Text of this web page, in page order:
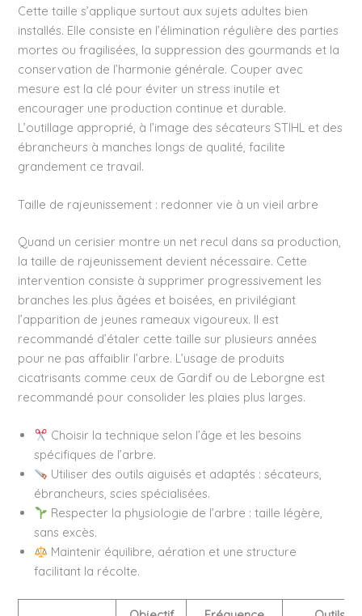
Cette taille s’applique surtout aux sujets adultes bien
installés. Elle consiste en l’élimination régulière des parties
mortes ou fragilisées, la suppression des gourmands et la
conservation de l’harmonie générale. Couper avec
mesure est la clé pour éviter un stress inutile et
encourager une production continue et durable.
L’outillage approprié, à l’image des sécateurs STIHL et des
ébrancheurs à manches longs de qualité, facilite
grandement ce travail.
Taille de rajeunissement : redonner vie à un vieil arbre
Quand un cerisier montre un net recul dans sa production,
la taille de rajeunissement devient nécessaire. Cette
intervention consiste à supprimer progressivement les
branches les plus âgées et boisées, en privilégiant
l’apparition de jeunes rameaux vigoureux. Il est
recommandé d’étaler cette taille sur plusieurs années
pour ne pas affaiblir l’arbre. L’usage de produits
cicatrisants comme ceux de Gardif ou de Leborgne est
recommandé pour consolider les plaies plus larges.
Choisir la technique selon l’âge et les besoins
spécifiques de l’arbre.
Utiliser des outils aiguisés et adaptés : sécateurs,
ébrancheurs, scies spécialisées.
Respecter la physiologie de l’arbre : taille légère,
sans excès.
Maintenir équilibre, aération et une structure
facilitant la récolte.